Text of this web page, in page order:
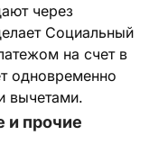
через
Социальный
на счет в
одновременно
вычетами.
и прочие